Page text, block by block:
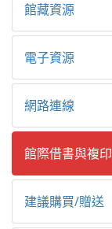
館藏資源
電子資源
網路連線
館際借書與複印
建議購買/贈送